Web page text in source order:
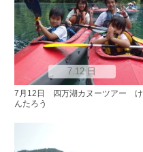
7.12 日
7月12日 四万湖カヌーツアー け
んたろう